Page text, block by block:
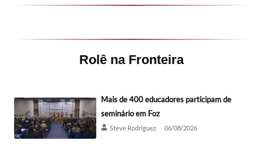
Rolê na Fronteira
Mais de 400 educadores participam de
seminário em Foz
Steve Rodríguez 06/08/2026